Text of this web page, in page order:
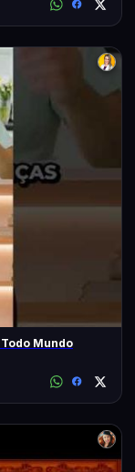
Mundo